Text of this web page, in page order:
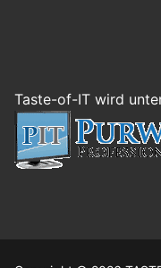
Taste-of-IT wird